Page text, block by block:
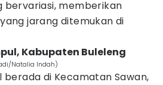
bervariasi, memberikan
jarang ditemukan di
Kabupaten Buleleng
Natalia Indah)
berada di Kecamatan Sawan,